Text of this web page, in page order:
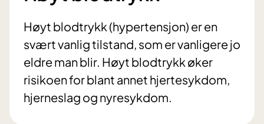
Høyt blodtrykk (hypertensjon) er en
svært vanlig tilstand, som er vanligere jo
eldre man blir. Høyt blodtrykk øker
risikoen for blant annet hjertesykdom,
hjerneslag og nyresykdom.